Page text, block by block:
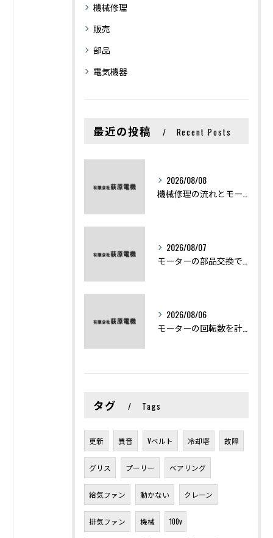
機械修理
販売
部品
電気機器
最近の投稿 Recent Posts
2026/08/08
2026/08/07
2026/08/06
タグ Tags
更新 異音 Vベルト 冷却塔 故障
グリス プーリー ベアリング
給気ファン 動かない クレーン
排気ファン 機械 100v